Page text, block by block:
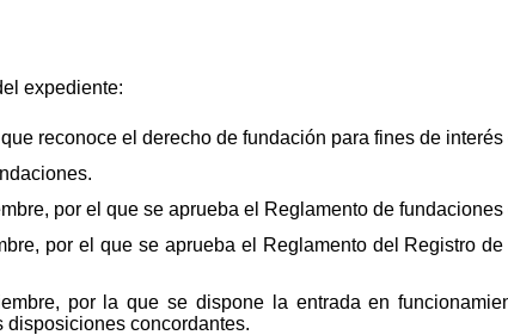
expediente:
reconoce el derecho de fundación para fines de interés
por el que se aprueba el Reglamento de
por el que se aprueba el Reglamento del Registro
por la que se dispone la entrada en
disposiciones concordantes.